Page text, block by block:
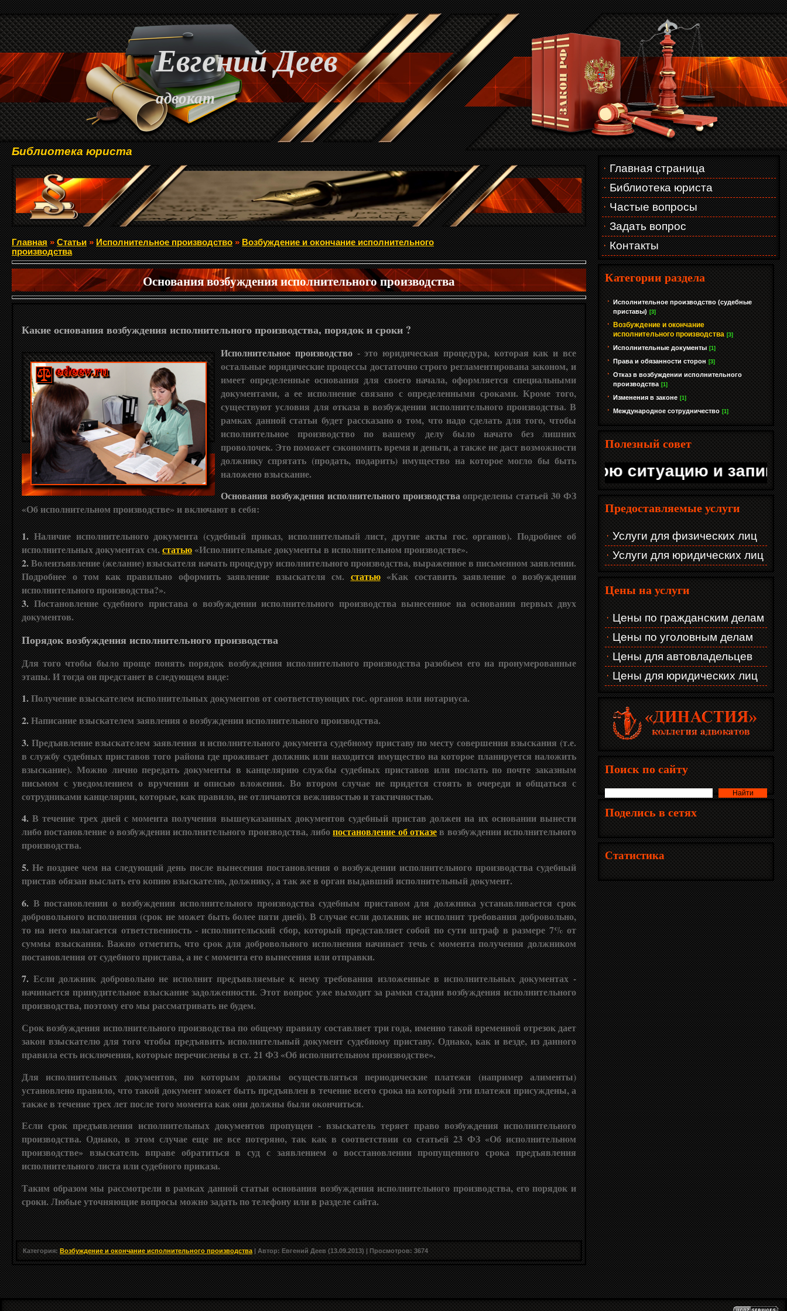
Евгений Деев
адвокат
Главная страница
Библиотека юриста
Частые вопросы
Задать вопрос
Контакты
Категории раздела
Исполнительное производство (судебные
приставы) [3]
Возбуждение и окончание
исполнительного производства [3]
Исполнительные документы [1]
Права и обязанности сторон [3]
Отказ в возбуждении исполнительного
производства [1]
Изменения в законе [1]
Международное сотрудничество [1]
Полезный совет
Опишите свою ситуацию и
Предоставляемые услуги
Услуги для физических лиц
Услуги для юридических лиц
Цены на услуги
Цены по гражданским делам
Цены по уголовным делам
Цены для автовладельцев
Цены для юридических лиц
Поиск по сайту
Поделись в сетях
Статистика
Библиотека юриста
Главная»Статьи»Исполнительное производство»Возбуждение и окончание исполнительного
производства
Основания возбуждения исполнительного производства
Какие основания возбуждения исполнительного производства, порядок и сроки ?
Исполнительное производство- это юридическая процедура, которая как и все
остальные юридические процессы достаточно строго регламентирована законом, и
имеет определенные основания для своего начала, оформляется специальными
документами, а ее исполнение связано с определенными сроками. Кроме того,
существуют условия для отказа в возбуждении исполнительного производства. В
рамках данной статьи будет рассказано о том, что надо сделать для того, чтобы
исполнительное производство по вашему делу было начато без лишних
проволочек. Это поможет сэкономить время и деньги, а также не даст возможности
должнику спрятать (продать, подарить) имущество на которое могло бы быть
наложено взыскание.
Основания возбуждения исполнительного производстваопределены статьей 30 ФЗ
«Об исполнительном производстве» и включают в себя:
1.Наличие исполнительного документа (судебный приказ, исполнительный лист, другие акты гос. органов). Подробнее об
исполнительных документах см.статью«Исполнительные документы висполнительном производстве».
2.Волеизъявление (желание) взыскателя начать процедуру исполнительного производства, выраженное в письменном заявлении.
Подробнее о том как правильно оформить заявление взыскателя см.статью«Как составить заявление о возбуждении
исполнительного производства?».
3.Постановление судебного пристава о возбуждении исполнительного производства вынесенное на основании первых двух
документов.
Порядок возбуждения исполнительного производства
Для того чтобы было проще понять порядок возбуждения исполнительного производства разобьем его на пронумерованные
этапы. И тогда он предстанет в следующем виде:
1.Получение взыскателем исполнительных документов от соответствующих гос. органов или нотариуса.
2.Написание взыскателем заявления о возбуждении исполнительного производства.
3.Предъявление взыскателем заявления и исполнительного документа судебному приставу по месту совершения взыскания (т.е.
в службу судебных приставов того района где проживает должник или находится имущество на которое планируется наложить
взыскание). Можно лично передать документы в канцелярию службы судебных приставов или послать по почте заказным
письмом с уведомлением о вручении и описью вложения. Во втором случае не придется стоять в очереди и общаться с
сотрудниками канцелярии, которые, как правило, не отличаются вежливостью и тактичностью.
4.В течение трех дней с момента получения вышеуказанных документов судебный пристав должен на их основании вынести
либо постановление о возбуждении исполнительного производства, либопостановление об отказев возбуждении исполнительного
производства.
5.Не позднее чем на следующий день после вынесения постановления о возбуждении исполнительного производства судебный
пристав обязан выслать его копию взыскателю, должнику, а так же в орган выдавший исполнительный документ.
6.В постановлении о возбуждении исполнительного производства судебным приставом для должника устанавливается срок
добровольного исполнения (срок не может быть более пяти дней). В случае если должник не исполнит требования добровольно,
то на него налагается ответственность - исполнительский сбор, который представляет собой по сути штраф в размере 7% от
суммы взыскания. Важно отметить, что срок для добровольного исполнения начинает течь с момента получения должником
постановления от судебного пристава, а не с момента его вынесения или отправки.
7.Если должник добровольно не исполнит предъявляемые к нему требования изложенные в исполнительных документах -
начинается принудительное взыскание задолженности. Этот вопрос уже выходит за рамки стадии возбуждения исполнительного
производства, поэтому его мы рассматривать не будем.
Срок возбуждения исполнительного производства по общему правилу составляет три года, именно такой временной отрезок дает
закон взыскателю для того чтобы предъявить исполнительный документ судебному приставу. Однако, как и везде, из данного
правила есть исключения, которые перечислены в ст. 21 ФЗ «Об исполнительном производстве».
Для исполнительных документов, по которым должны осуществляться периодические платежи (например алименты)
установлено правило, что такой документ может быть предъявлен в течение всего срока на который эти платежи присуждены, а
также в течение трех лет после того момента как они должны были окончиться.
Если срок предъявления исполнительных документов пропущен - взыскатель теряет право возбуждения исполнительного
производства. Однако, в этом случае еще не все потеряно, так как в соответствии со статьей 23 ФЗ «Об исполнительном
производстве» взыскатель вправе обратиться в суд с заявлением о восстановлении пропущенного срока предъявления
исполнительного листа или судебного приказа.
Таким образом мы рассмотрели в рамках данной статьи основания возбуждения исполнительного производства, его порядок и
сроки. Любые уточняющие вопросы можно задать по телефону или в разделе сайта.
Категория:Возбуждение и окончание исполнительного производства|Автор: Евгений Деев (13.09.2013) |Просмотров:3674